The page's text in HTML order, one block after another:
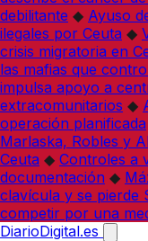
debilitante ◆ Ayuso
ilegales por Ceuta ◆
crisis migratoria en
las mafias que
impulsa apoyo a
extracomunitarios ◆
operación planificada
Marlaska, Robles y
Ceuta ◆ Controles a
documentación ◆
clavícula y se pierde
competir por una
DiarioDigital.es